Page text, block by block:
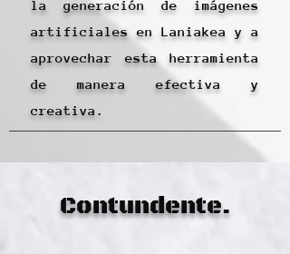
la generación de imágenes
artificiales en Laniakea y a
aprovechar esta herramienta
de manera efectiva y
creativa.
Contundente.